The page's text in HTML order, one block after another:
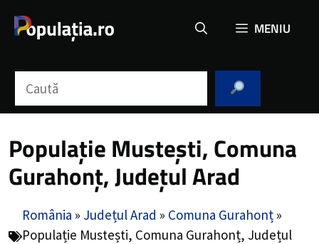
MENIU
Populație Mustești, Comuna
Gurahonț, Județul Arad
România » Județul Arad » Comuna Gurahonț »
Populație Mustești, Comuna Gurahonț, Județul